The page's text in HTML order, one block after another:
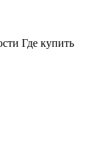
Где купить